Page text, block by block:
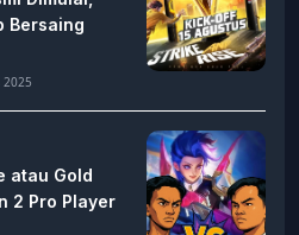
Bersaing
2025
atau Gold
2 Pro Player